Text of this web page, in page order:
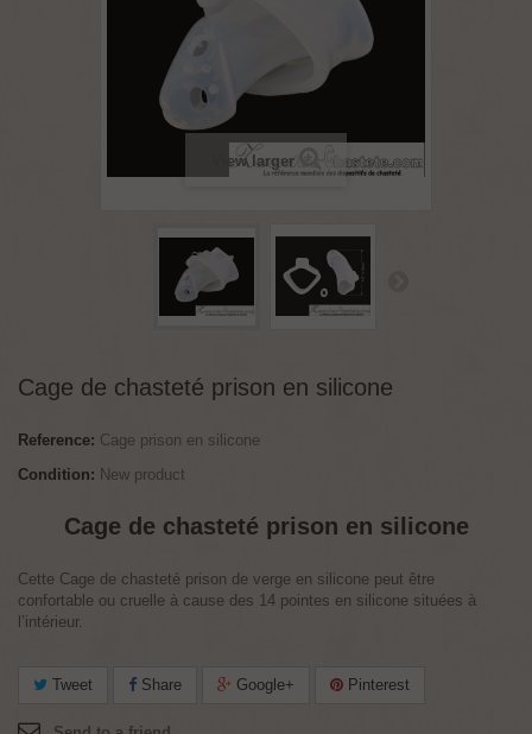
View larger
Cage de chasteté prison en silicone
Reference: Cage prison en silicone
Condition: New product
Cage de chasteté prison en silicone
Cette Cage de chasteté prison de verge en silicone peut être
confortable ou cruelle à cause des 14 pointes en silicone situées à
l’intérieur.
Tweet Share Google+ Pinterest